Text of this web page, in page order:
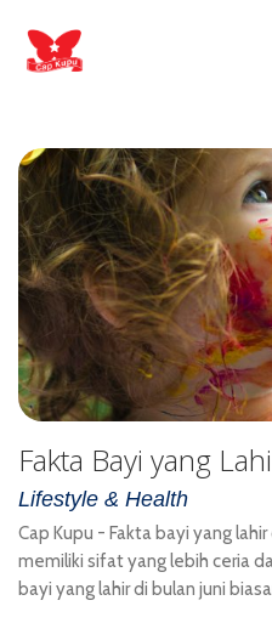
Fakta Bayi yang
Lifestyle & Health
Cap Kupu - Fakta bayi yang
memiliki sifat yang lebih ceria
bayi yang lahir di bulan juni